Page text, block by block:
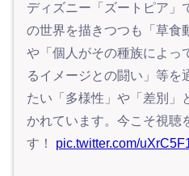
ディズニー「ズートピア」
の世界を描きつつも「草食
や「個人がその種族によっ
るイメージとの闘い」等を
たい「多様性」や「差別」
かれています。今こそ視聴
す！ pic.twitter.com/